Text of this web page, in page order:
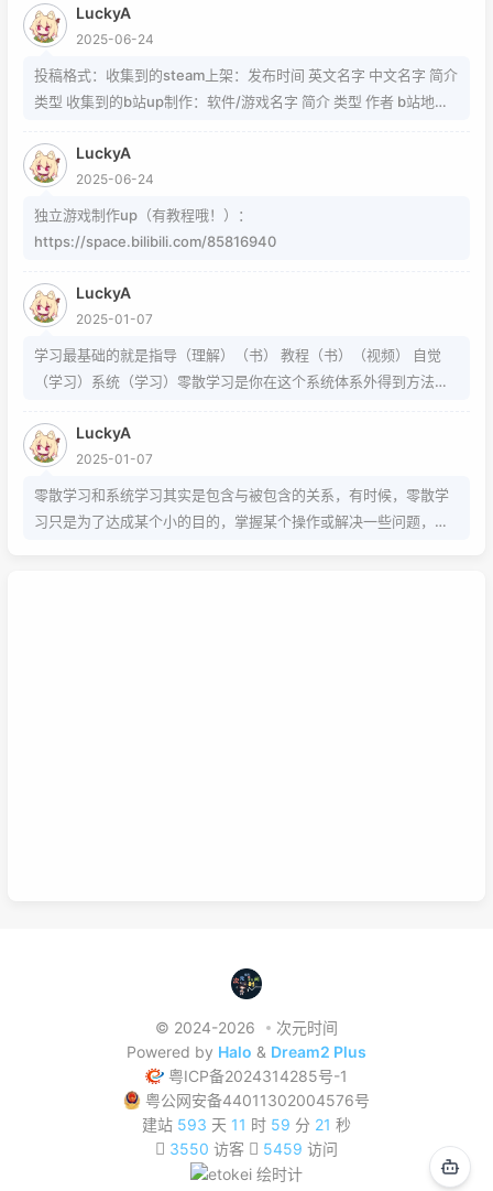
https://www.jiuwa.net/xzm/ 相关问题可以在这里找到
https://www.zhihu.com/question/54913586/answer/8092801
89 https://www.zhihu.com/question/339693605 事实上用的是
word中的Cambria Math和Helvetica字体弄出来的 但经过试验发
的就不需要我教了 上标:sup 下标:sub 上标:上标文字 下标:下标文字
当然网页中就需要代码了
LuckyA
2025-06-24
投稿格式：收集到的steam上架：发布时间 英文名字 中文名字 简介
类型 收集到的b站up制作：软件/游戏名字 简介 类型 作者 b站地址
LuckyA
2025-06-24
独立游戏制作up（有教程哦！）：
https://space.bilibili.com/85816940
LuckyA
2025-01-07
学习最基础的就是指导（理解）（书） 教程（书）（视频） 自觉
（学习）系统（学习）零散学习是你在这个系统体系外得到方法的
LuckyA
2025-01-07
零散学习和系统学习其实是包含与被包含的关系，有时候，零散学
习只是为了达成某个小的目的，掌握某个操作或解决一些问题，而
© 2024-2026
次元时间
Powered by Halo & Dream2 Plus
粤ICP备2024314285号-1
粤公网安备44011302004576号
建站 593 天 11 时 59 分 22 秒
3550 访客 5459 访问